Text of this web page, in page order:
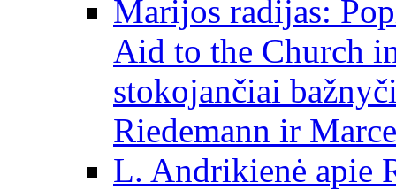
Marijos radijas:
Aid to the Church
stokojančiai
Riedemann ir
L. Andrikienė apie